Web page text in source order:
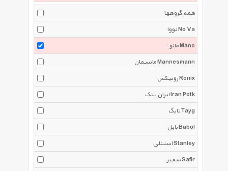
همه گروهها
نووا No Va
مانو Mano
مانسمان Mannesmann
رونیکس Ronix
ایران پتک Iran Potk
تایگ Tayg
بابل Babol
استنلی Stanley
سفیر Safir